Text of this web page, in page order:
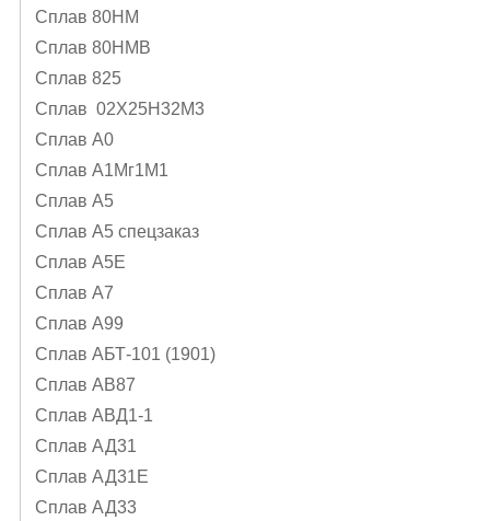
Сплав 80НМ
Сплав 80НМВ
Сплав 825
Сплав 02Х25Н32М3
Сплав А0
Сплав А1Mг1M1
Сплав А5
Сплав А5 спецзаказ
Сплав А5Е
Сплав А7
Сплав А99
Сплав АБТ-101 (1901)
Сплав АВ87
Сплав АВД1-1
Сплав АД31
Сплав АД31Е
Сплав АД33